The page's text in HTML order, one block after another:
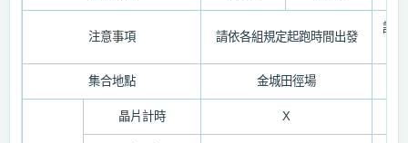
注意事項 請依各組規定起跑時間出發
請
集合地點 金城田徑場
晶片計時 X